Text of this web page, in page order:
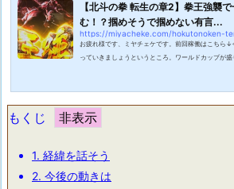
【北斗の拳 転生の章2】拳王強襲
む！？掴めそうで掴めない有言...
https://miyacheke.com/hokutonoken-
お疲れ様です、ミヤチェケです。前回稼働はこちら
っていきましょうというところ。ワールドカップが
リアどこ行った？今大会ではダークホースとなりえる
ンスが優勝かなと思いつつ今週も...
もくじ
1. 経緯を話そう
2. 今後の動きは